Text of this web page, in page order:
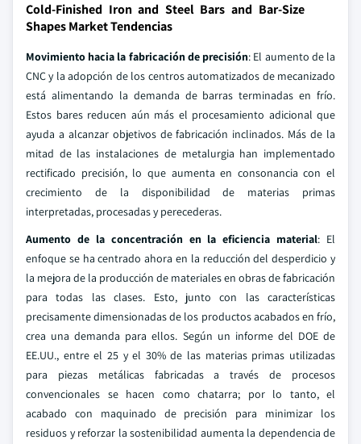
Cold-Finished Iron and Steel Bars and Bar-Size
Shapes Market Tendencias
Movimiento hacia la fabricación de precisión: El aumento de la
CNC y la adopción de los centros automatizados de mecanizado
está alimentando la demanda de barras terminadas en frío.
Estos bares reducen aún más el procesamiento adicional que
ayuda a alcanzar objetivos de fabricación inclinados. Más de la
mitad de las instalaciones de metalurgia han implementado
rectificado precisión, lo que aumenta en consonancia con el
crecimiento de la disponibilidad de materias primas
interpretadas, procesadas y perecederas.
Aumento de la concentración en la eficiencia material: El
enfoque se ha centrado ahora en la reducción del desperdicio y
la mejora de la producción de materiales en obras de fabricación
para todas las clases. Esto, junto con las características
precisamente dimensionadas de los productos acabados en frío,
crea una demanda para ellos. Según un informe del DOE de
EE.UU., entre el 25 y el 30% de las materias primas utilizadas
para piezas metálicas fabricadas a través de procesos
convencionales se hacen como chatarra; por lo tanto, el
acabado con maquinado de precisión para minimizar los
residuos y reforzar la sostenibilidad aumenta la dependencia de